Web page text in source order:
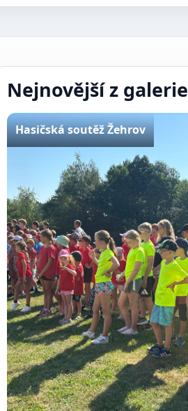
Nejnovější z galerie
Hasičská soutěž Žehrov